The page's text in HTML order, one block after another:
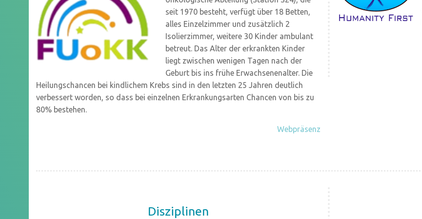
seit 1970 besteht, verfügt über 18 Betten,
alles Einzelzimmer und zusätzlich 2
Isolierzimmer, weitere 30 Kinder ambulant
betreut. Das Alter der erkrankten Kinder
liegt zwischen wenigen Tagen nach der
Geburt bis ins frühe Erwachsenenalter. Die
Heilungschancen bei kindlichem Krebs sind in den letzten 25 Jahren deutlich
verbessert worden, so dass bei einzelnen Erkrankungsarten Chancen von bis zu
80% bestehen.
Webpräsenz
Disziplinen